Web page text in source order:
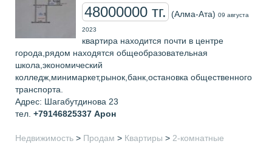
48000000 тг. (Алма-Ата) 09 августа
2023
квартира находится почти в центре
города,рядом находятся общеобразовательная
школа,экономический
колледж,минимаркет,рынок,банк,остановка общественного
транспорта.
Адрес: Шагабутдинова 23
тел. +79146825337 Арон
Недвижимость > Продам > Квартиры > 2-комнатные